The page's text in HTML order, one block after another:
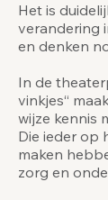
Het is
verandering
en denken
In de
vinkjes“
wijze kennis
Die ieder op
maken
zorg en